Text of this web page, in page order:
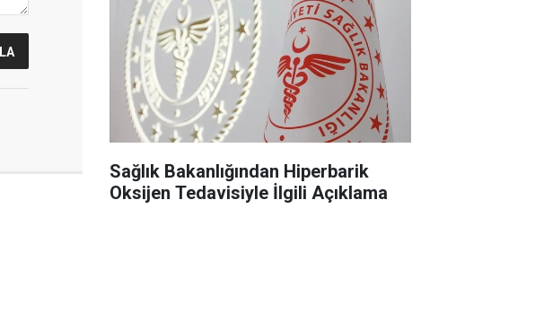
Sağlık Bakanlığından Hiperbarik
Oksijen Tedavisiyle İlgili Açıklama